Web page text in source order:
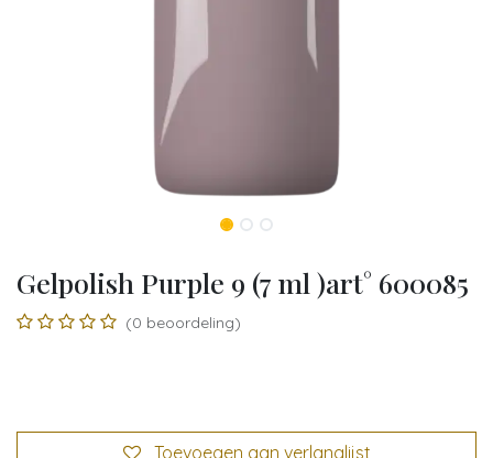
Gelpolish Purple 9 (7 ml )art° 600085
(0 beoordeling)
Toevoegen aan verlanglijst